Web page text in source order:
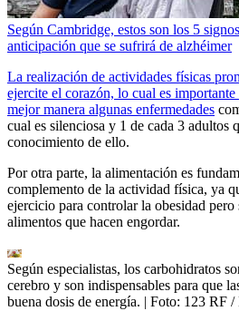
Según Cambridge, estos son los 5
anticipación que se sufrirá de alzhéimer
La realización de actividades físicas
ejercite el corazón, lo cual es
mejor manera algunas enfermedades
cual es silenciosa y 1 de cada 3 adultos
conocimiento de ello.
Por otra parte, la alimentación es
complemento de la actividad física, ya
ejercicio para controlar la obesidad
alimentos que hacen engordar.
Según especialistas, los carbohidratos
cerebro y son indispensables para que
buena dosis de energía. | Foto: 123 RF /